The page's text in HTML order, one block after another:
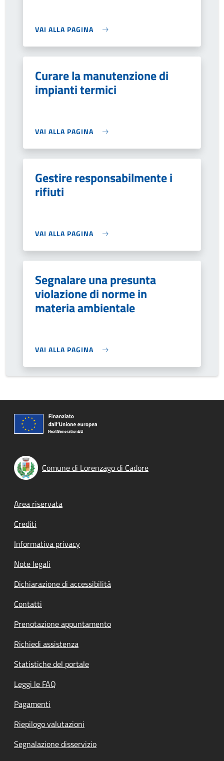
VAI ALLA PAGINA
Curare la manutenzione di
impianti termici
VAI ALLA PAGINA
Gestire responsabilmente i
rifiuti
VAI ALLA PAGINA
Segnalare una presunta
violazione di norme in
materia ambientale
VAI ALLA PAGINA
Comune di Lorenzago di Cadore
Footer menu
Area riservata
Crediti
Informativa privacy
Note legali
Dichiarazione di accessibilità
Contatti
Prenotazione appuntamento
Richiedi assistenza
Statistiche del portale
Leggi le FAQ
Pagamenti
Riepilogo valutazioni
Segnalazione disservizio